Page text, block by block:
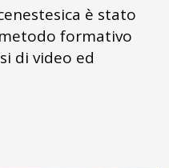
è stato
formativo
di video ed